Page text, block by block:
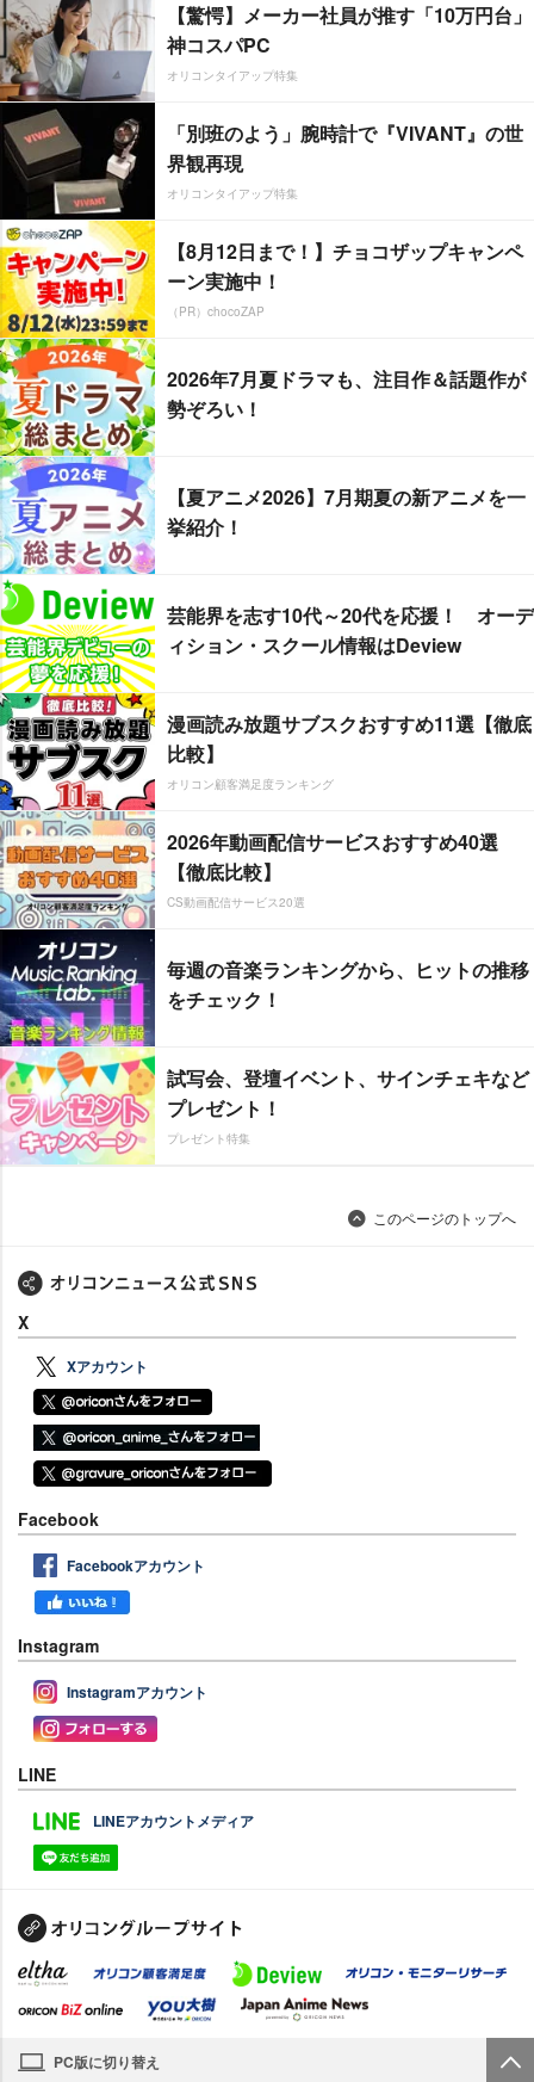
【驚愕】メーカー社員が推す「10万円台」
神コスパPC
オリコンタイアップ特集
「別班のよう」腕時計で『VIVANT』の世
界観再現
オリコンタイアップ特集
【8月12日まで！】チョコザップキャンペ
ーン実施中！
（PR）chocoZAP
2026年7月夏ドラマも、注目作＆話題作が
勢ぞろい！
【夏アニメ2026】7月期夏の新アニメを一
挙紹介！
芸能界を志す10代～20代を応援！ オーデ
ィション・スクール情報はDeview
漫画読み放題サブスクおすすめ11選【徹底
比較】
オリコン顧客満足度ランキング
2026年動画配信サービスおすすめ40選
【徹底比較】
CS動画配信サービス20選
毎週の音楽ランキングから、ヒットの推移
をチェック！
試写会、登壇イベント、サインチェキなど
プレゼント！
プレゼント特集
このページのトップへ
X
Xアカウント
Facebook
Facebookアカウント
Instagram
Instagramアカウント
LINE
LINEアカウントメディア
PC版に切り替え